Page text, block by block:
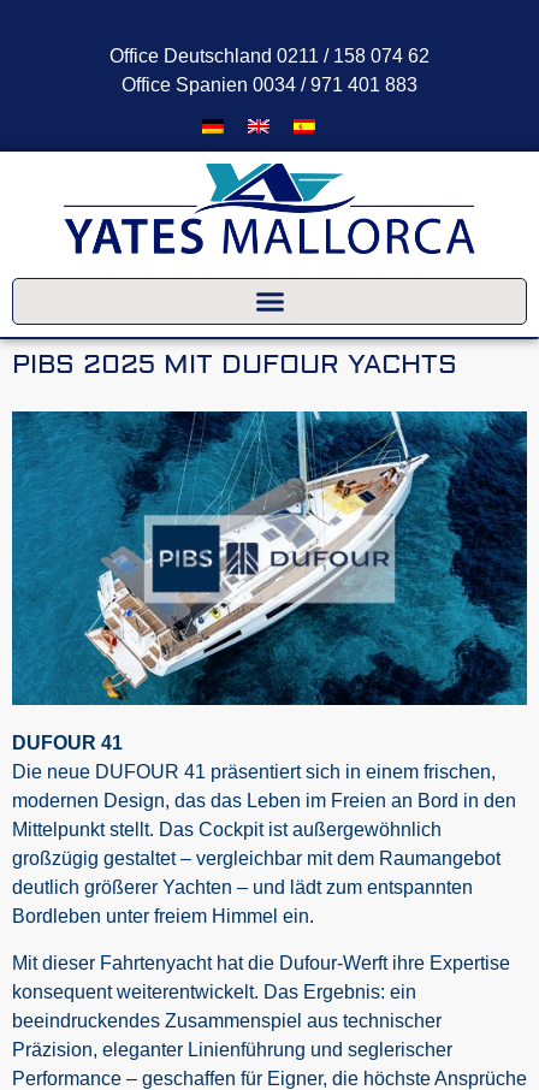
Office Deutschland 0211 / 158 074 62
Office Spanien 0034 / 971 401 883
PIBS 2025 MIT DUFOUR YACHTS
DUFOUR 41
Die neue DUFOUR 41 präsentiert sich in einem frischen,
modernen Design, das das Leben im Freien an Bord in den
Mittelpunkt stellt. Das Cockpit ist außergewöhnlich
großzügig gestaltet – vergleichbar mit dem Raumangebot
deutlich größerer Yachten – und lädt zum entspannten
Bordleben unter freiem Himmel ein.
Mit dieser Fahrtenyacht hat die Dufour-Werft ihre Expertise
konsequent weiterentwickelt. Das Ergebnis: ein
beeindruckendes Zusammenspiel aus technischer
Präzision, eleganter Linienführung und seglerischer
Performance – geschaffen für Eigner, die höchste Ansprüche
FAQ-Assistent
Meist sofort für Sie da